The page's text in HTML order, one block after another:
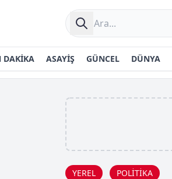
DAKİKA ASAYİŞ GÜNCEL DÜNYA
YEREL POLİTİKA